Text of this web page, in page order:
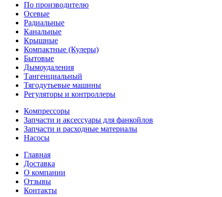
По производителю
Осевые
Радиальные
Канальные
Крышные
Компактные (Кулеры)
Бытовые
Дымоудаления
Тангенциальный
Тягодутьевые машины
Регуляторы и контроллеры
Компрессоры
Запчасти и аксессуары для фанкойлов
Запчасти и расходные материалы
Насосы
Главная
Доставка
О компании
Отзывы
Контакты